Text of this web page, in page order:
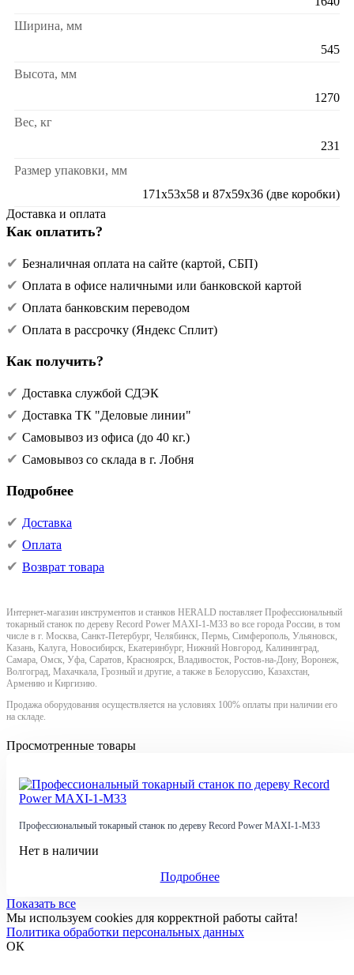
Ширина, мм
545
Высота, мм
1270
Вес, кг
231
Размер упаковки, мм
171х53х58 и 87х59х36 (две коробки)
Доставка и оплата
Как оплатить?
Безналичная оплата на сайте (картой, СБП)
Оплата в офисе наличными или банковской картой
Оплата банковским переводом
Оплата в рассрочку (Яндекс Сплит)
Как получить?
Доставка службой СДЭК
Доставка ТК "Деловые линии"
Самовывоз из офиса (до 40 кг.)
Самовывоз со склада в г. Лобня
Подробнее
Доставка
Оплата
Возврат товара
Интернет-магазин инструментов и станков HERALD поставляет Профессиональный
токарный станок по дереву Record Power MAXI-1-M33 во все города России, в том
числе в г. Москва, Санкт-Петербург, Челябинск, Пермь, Симферополь, Ульяновск,
Казань, Калуга, Новосибирск, Екатеринбург, Нижний Новгород, Калининград,
Самара, Омск, Уфа, Саратов, Красноярск, Владивосток, Ростов-на-Дону, Воронеж,
Волгоград, Махачкала, Грозный и другие, а также в Белоруссию, Казахстан,
Армению и Киргизию.
Продажа оборудования осуществляется на условиях 100% оплаты при наличии его
на складе.
Просмотренные товары
Профессиональный токарный станок по дереву Record Power MAXI-1-M33
Нет в наличии
Подробнее
Показать все
Мы используем cookies для корректной работы сайта!
Политика обработки персональных данных
ОК